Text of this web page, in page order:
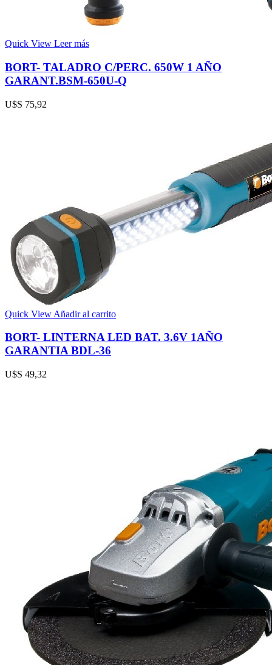
Quick View Leer más
BORT- TALADRO C/PERC. 650W 1 AÑO
GARANT.BSM-650U-Q
U$S 75,92
Quick View Añadir al carrito
BORT- LINTERNA LED BAT. 3.6V 1AÑO
GARANTIA BDL-36
U$S 49,32